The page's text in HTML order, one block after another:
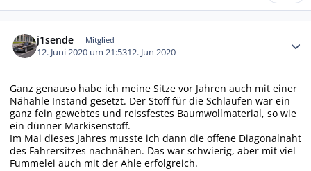
j1sende Mitglied
12. Juni 2020 um 21:5312. Jun 2020
Ganz genauso habe ich meine Sitze vor Jahren auch mit einer
Nähahle Instand gesetzt. Der Stoff für die Schlaufen war ein
ganz fein gewebtes und reissfestes Baumwollmaterial, so wie
ein dünner Markisenstoff.
Im Mai dieses Jahres musste ich dann die offene Diagonalnaht
des Fahrersitzes nachnähen. Das war schwierig, aber mit viel
Fummelei auch mit der Ahle erfolgreich.